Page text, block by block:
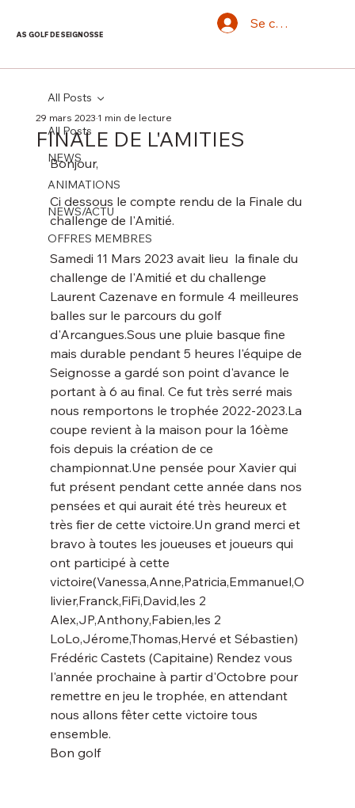
AS GOLF DE SEIGNOSSE
Se connecter
All Posts
NEWS
ANIMATIONS
NEWS/ACTU
OFFRES MEMBRES
All Posts
FINALE DE L'AMITIES
29 mars 20231 min de lecture
Bonjour,
Ci dessous le compte rendu de la Finale du
challenge de l'Amitié.
Samedi 11 Mars 2023 avait lieu  la finale du
challenge de l'Amitié et du challenge
Laurent Cazenave en formule 4 meilleures
balles sur le parcours du golf
d'Arcangues.Sous une pluie basque fine
mais durable pendant 5 heures l'équipe de
Seignosse a gardé son point d'avance le
portant à 6 au final. Ce fut très serré mais
nous remportons le trophée 2022-2023.La
coupe revient à la maison pour la 16ème
fois depuis la création de ce
championnat.Une pensée pour Xavier qui
fut présent pendant cette année dans nos
pensées et qui aurait été très heureux et
très fier de cette victoire.Un grand merci et
bravo à toutes les joueuses et joueurs qui
ont participé à cette
victoire(Vanessa,Anne,Patricia,Emmanuel,O
livier,Franck,FiFi,David,les 2
Alex,JP,Anthony,Fabien,les 2
LoLo,Jérome,Thomas,Hervé et Sébastien)
Frédéric Castets (Capitaine) Rendez vous
l'année prochaine à partir d'Octobre pour
remettre en jeu le trophée, en attendant
nous allons fêter cette victoire tous
ensemble.
Bon golf